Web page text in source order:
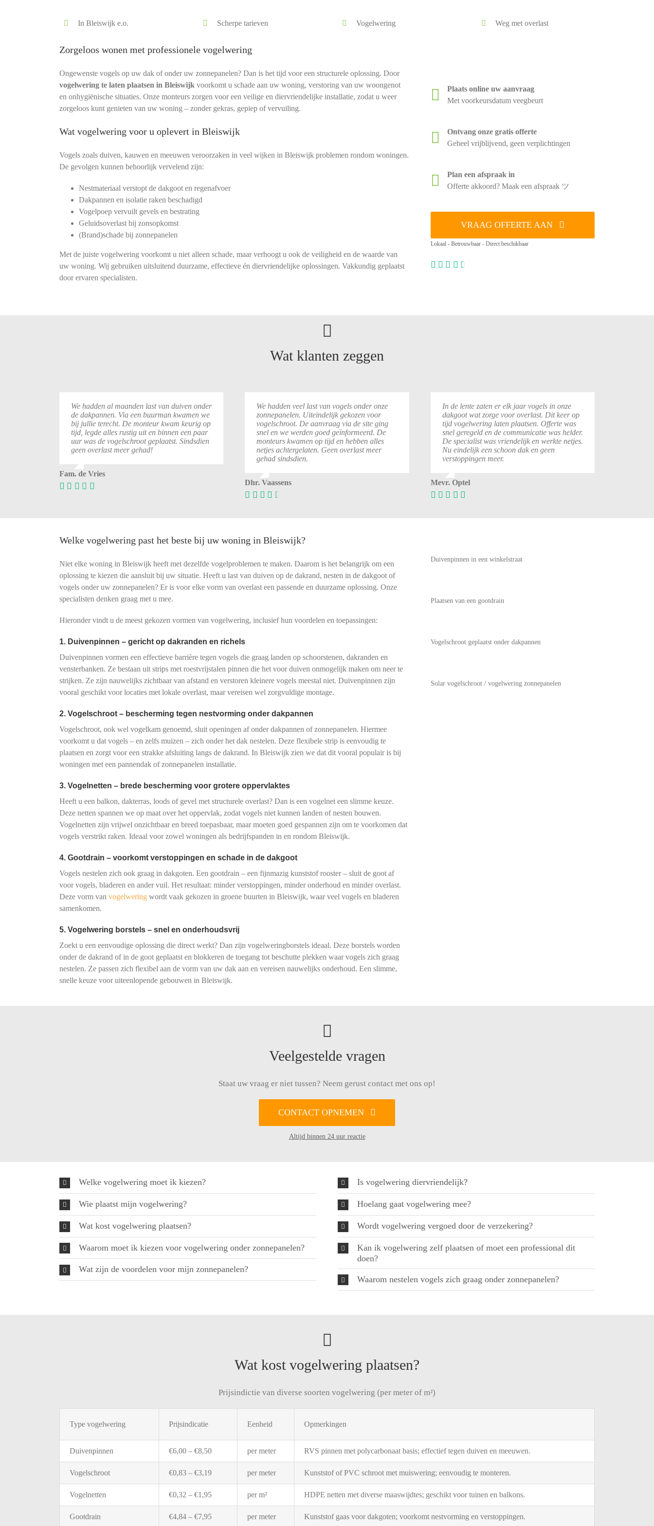
In Bleiswijk e.o. Scherpe tarieven Vogelwering Weg met overlast
Zorgeloos wonen met professionele vogelwering
Ongewenste vogels op uw dak of onder uw zonnepanelen? Dan is het tijd voor een structurele oplossing. Door
vogelwering te laten plaatsen in Bleiswijk voorkomt u schade aan uw woning, verstoring van uw woongenot
en onhygiënische situaties. Onze monteurs zorgen voor een veilige en diervriendelijke installatie, zodat u weer
zorgeloos kunt genieten van uw woning – zonder gekras, gepiep of vervuiling.
Wat vogelwering voor u oplevert in Bleiswijk
Vogels zoals duiven, kauwen en meeuwen veroorzaken in veel wijken in Bleiswijk problemen rondom woningen.
De gevolgen kunnen behoorlijk vervelend zijn:
Nestmateriaal verstopt de dakgoot en regenafvoer
Dakpannen en isolatie raken beschadigd
Vogelpoep vervuilt gevels en bestrating
Geluidsoverlast bij zonsopkomst
(Brand)schade bij zonnepanelen
Met de juiste vogelwering voorkomt u niet alleen schade, maar verhoogt u ook de veiligheid en de waarde van
uw woning. Wij gebruiken uitsluitend duurzame, effectieve én diervriendelijke oplossingen. Vakkundig geplaatst
door ervaren specialisten.
Plaats online uw aanvraag
Met voorkeursdatum veegbeurt
Ontvang onze gratis offerte
Geheel vrijblijvend, geen verplichtingen
Plan een afspraak in
Offerte akkoord? Maak een afspraak ツ
VRAAG OFFERTE AAN
Lokaal - Betrouwbaar - Direct beschikbaar
Wat klanten zeggen
We hadden al maanden lastvan duiven onder
de dakpannen. Via een buurman kwamen we
bij jullie terecht. De monteurkwam keurig op
tijd, legde alles rustig uiten binnen een paar
uurwas de vogelschrootgeplaatst. Sindsdien
geen overlastmeergehad!
Fam. de Vries
We hadden veel last van vogels onder onze
zonnepanelen. Uiteindelijk gekozen voor
vogelschroot. De aanvraag via de site ging
snel en we werden goed geïnformeerd. De
monteurs kwamen op tijd en hebben alles
netjes achtergelaten. Geen overlast meer
gehad sindsdien.
Dhr. Vaassens
In de lente zaten er elk jaar vogels in onze
dakgoot wat zorge voor overlast. Dit keer op
tijd vogelwering laten plaatsen. Offerte was
snel geregeld en de communicatie was helder.
De specialist was vriendelijk en werkte netjes.
Nu eindelijk een schoon dak en geen
verstoppingen meer.
Mevr. Optel
Welke vogelwering past het beste bij uw woning in Bleiswijk?
Niet elke woning in Bleiswijk heeft met dezelfde vogelproblemen te maken. Daarom is het belangrijk om een
oplossing te kiezen die aansluit bij uw situatie. Heeft u last van duiven op de dakrand, nesten in de dakgoot of
vogels onder uw zonnepanelen? Er is voor elke vorm van overlast een passende en duurzame oplossing. Onze
specialisten denken graag met u mee.
Hieronder vindt u de meest gekozen vormen van vogelwering, inclusief hun voordelen en toepassingen:
1. Duivenpinnen – gericht op dakranden en richels
Duivenpinnen vormen een effectieve barrière tegen vogels die graag landen op schoorstenen, dakranden en
vensterbanken. Ze bestaan uit strips met roestvrijstalen pinnen die het voor duiven onmogelijk maken om neer te
strijken. Ze zijn nauwelijks zichtbaar van afstand en verstoren kleinere vogels meestal niet. Duivenpinnen zijn
vooral geschikt voor locaties met lokale overlast, maar vereisen wel zorgvuldige montage.
2. Vogelschroot – bescherming tegen nestvorming onder dakpannen
Vogelschroot, ook wel vogelkam genoemd, sluit openingen af onder dakpannen of zonnepanelen. Hiermee
voorkomt u dat vogels – en zelfs muizen – zich onder het dak nestelen. Deze flexibele strip is eenvoudig te
plaatsen en zorgt voor een strakke afsluiting langs de dakrand. In Bleiswijk zien we dat dit vooral populair is bij
woningen met een pannendak of zonnepanelen installatie.
3. Vogelnetten – brede bescherming voor grotere oppervlaktes
Heeft u een balkon, dakterras, loods of gevel met structurele overlast? Dan is een vogelnet een slimme keuze.
Deze netten spannen we op maat over het oppervlak, zodat vogels niet kunnen landen of nesten bouwen.
Vogelnetten zijn vrijwel onzichtbaar en breed toepasbaar, maar moeten goed gespannen zijn om te voorkomen dat
vogels verstrikt raken. Ideaal voor zowel woningen als bedrijfspanden in en rondom Bleiswijk.
4. Gootdrain – voorkomt verstoppingen en schade in de dakgoot
Vogels nestelen zich ook graag in dakgoten. Een gootdrain – een fijnmazig kunststof rooster – sluit de goot af
voor vogels, bladeren en ander vuil. Het resultaat: minder verstoppingen, minder onderhoud en minder overlast.
Deze vorm van vogelweringwordt vaak gekozen in groene buurten in Bleiswijk, waar veel vogels en bladeren
samenkomen.
5. Vogelwering borstels – snel en onderhoudsvrij
Zoekt u een eenvoudige oplossing die direct werkt? Dan zijn vogelweringborstels ideaal. Deze borstels worden
onder de dakrand of in de goot geplaatst en blokkeren de toegang tot beschutte plekken waar vogels zich graag
nestelen. Ze passen zich flexibel aan de vorm van uw dak aan en vereisen nauwelijks onderhoud. Een slimme,
snelle keuze voor uiteenlopende gebouwen in Bleiswijk.
Duivenpinnen in een winkelstraat
Plaatsen van een gootdrain
Vogelschroot geplaatst onder dakpannen
Solar vogelschroot / vogelwering zonnepanelen
Veelgestelde vragen
Staat uw vraag er niet tussen? Neem gerust contact met ons op!
CONTACT OPNEMEN
Altijd binnen 24 uur reactie
Welke vogelwering moet ik kiezen?
Wie plaatst mijn vogelwering?
Wat kost vogelwering plaatsen?
Waarom moet ik kiezen voor vogelwering onder zonnepanelen?
Wat zijn de voordelen voor mijn zonnepanelen?
Is vogelwering diervriendelijk?
Hoelang gaat vogelwering mee?
Wordt vogelwering vergoed door de verzekering?
Kan ik vogelwering zelf plaatsen of moet een professional dit
doen?
Waarom nestelen vogels zich graag onder zonnepanelen?
Wat kost vogelwering plaatsen?
Prijsindictie van diverse soorten vogelwering (per meter of m²)
Type vogelwering Prijsindicatie Eenheid Opmerkingen
Duivenpinnen €6,00 – €8,50 permeter RVS pinnen met polycarbonaat basis; effectieftegen duiven en meeuwen.
Vogelschroot €0,83 – €3,19 permeter KunststofofPVC schroot met muiswering; eenvoudig te monteren.
Vogelnetten €0,32 – €1,95 perm² HDPE netten met diverse maaswijdtes; geschikt voortuinen en balkons.
Gootdrain €4,84 – €7,95 permeter Kunststof gaas voordakgoten; voorkomt nestvorming en verstoppingen.